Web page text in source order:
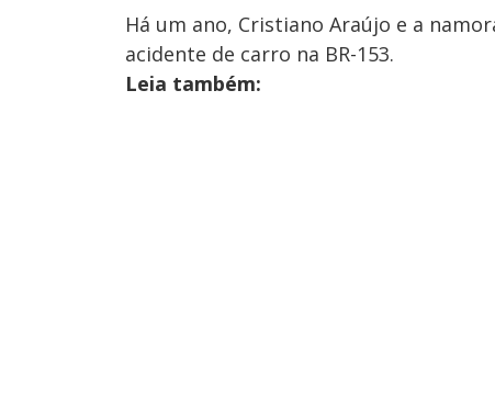
Há um ano, Cristiano Araújo e a
acidente de carro na BR-153.
Leia também: